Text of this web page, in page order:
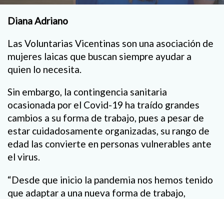
Diana Adriano
Las Voluntarias Vicentinas son una asociación de
mujeres laicas que buscan siempre ayudar a
quien lo necesita.
Sin embargo, la contingencia sanitaria
ocasionada por el Covid-19 ha traído grandes
cambios a su forma de trabajo, pues a pesar de
estar cuidadosamente organizadas, su rango de
edad las convierte en personas vulnerables ante
el virus.
“Desde que inicio la pandemia nos hemos tenido
que adaptar a una nueva forma de trabajo,